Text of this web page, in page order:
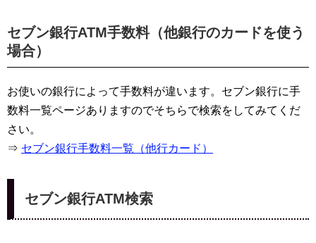
セブン銀行ATM手数料（他銀行のカードを使う
場合）
お使いの銀行によって手数料が違います。セブン銀行に手
数料一覧ページありますのでそちらで検索をしてみてくだ
さい。
⇒ セブン銀行手数料一覧（他行カード）
セブン銀行ATM検索